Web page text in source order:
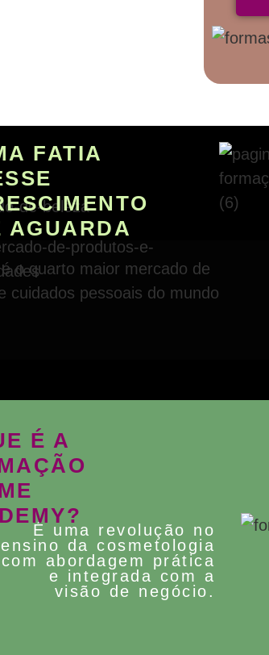
FATIA
AGUARDA
É A
É uma revolução no
ensino da cosmetologia
com abordagem prática
e integrada com a
visão de negócio.